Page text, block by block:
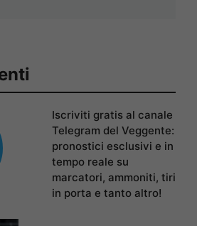
Iscriviti gratis al canale
Telegram del Veggente:
pronostici esclusivi e in
tempo reale su
marcatori, ammoniti, tiri
in porta e tanto altro!